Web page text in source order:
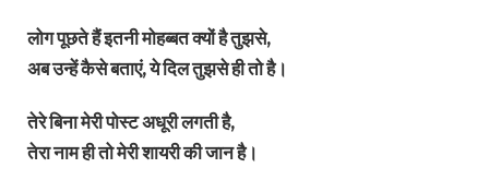
लोग पूछते हैं इतनी मोहब्बत क्यों है तुझसे,
अब उन्हें कैसे बताएं, ये दिल तुझसे ही तो है।
तेरे बिना मेरी पोस्ट अधूरी लगती है,
तेरा नाम ही तो मेरी शायरी की जान है।